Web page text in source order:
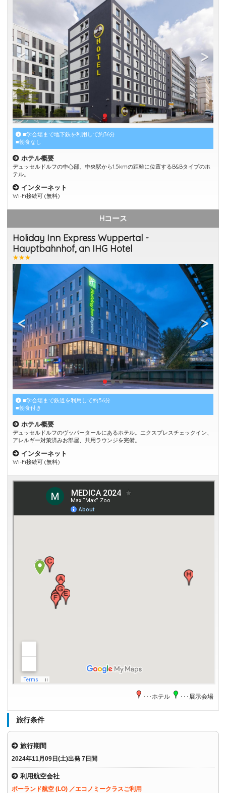
■学会場まで地下鉄を利用して約36分
■朝食なし
ホテル概要
デュッセルドルフの中心部、中央駅から1.5kmの距離に位置するB&Bタイプのホ
テル。
インターネット
Wi-Fi接続可 (無料)
Hコース
Holiday Inn Express Wuppertal -
Hauptbahnhof, an IHG Hotel
★★★
■学会場まで鉄道を利用して約56分
■朝食付き
ホテル概要
デュッセルドルフのヴッパータールにあるホテル。エクスプレスチェックイン、
アレルギー対策済みお部屋、共用ラウンジを完備。
インターネット
Wi-Fi接続可 (無料)
･･･ホテル ･･･展示会場
旅行条件
旅行期間
2024年11月09日(土)出発 7日間
利用航空会社
ポーランド航空 (LO) ／エコノミークラスご利用